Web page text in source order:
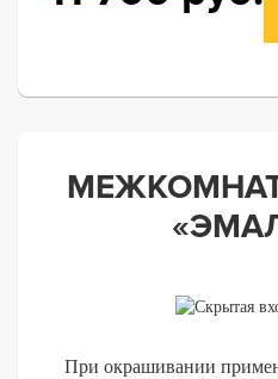
При окрашивании